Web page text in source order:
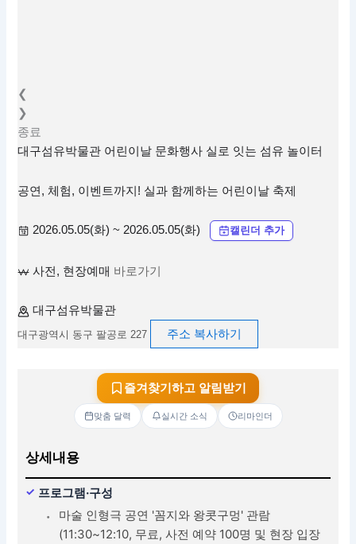
❮
❯
종료
대구섬유박물관 어린이날 문화행사 실로 잇는 섬유 놀이터
공연, 체험, 이벤트까지! 실과 함께하는 어린이날 축제
2026.05.05(화) ~ 2026.05.05(화) 캘린더 추가
사전, 현장예매 바로가기
대구섬유박물관
대구광역시 동구 팔공로 227 주소 복사하기
즐겨찾기하고 알림받기
맞춤 달력 실시간 소식 리마인더
상세내용
프로그램·구성
마술 인형극 공연 '꼼지와 왕콧구멍' 관람
(11:30~12:10, 무료, 사전 예약 100명 및 현장 입장